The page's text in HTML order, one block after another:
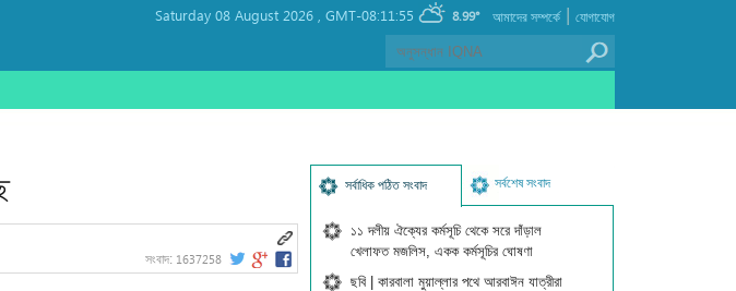
Saturday 08 August 2026 , GMT-08:11:55 8.99° যোগাযোগ
|
আমাদের সম্পর্কে
সংবাদ: 1637258
সর্বাধিক পঠিত সংবাদ সর্বশেষ সংবাদ
১১ দলীয় ঐক্যের কর্মসূচি থেকে সরে দাঁড়াল
খেলাফত মজলিস, একক কর্মসূচির ঘোষণা
ছবি | কারবালা মুয়াল্লার পথে আরবাঈন যাত্রীরা